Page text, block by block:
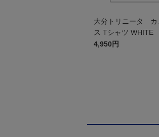
大分トリニータ カ
ス Tシャツ WHITE
4,950円